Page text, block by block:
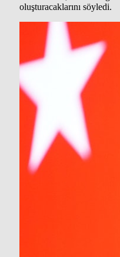
oluşturacaklarını söyledi.